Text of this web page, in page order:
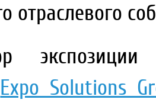
отраслевого
Expo Solutions